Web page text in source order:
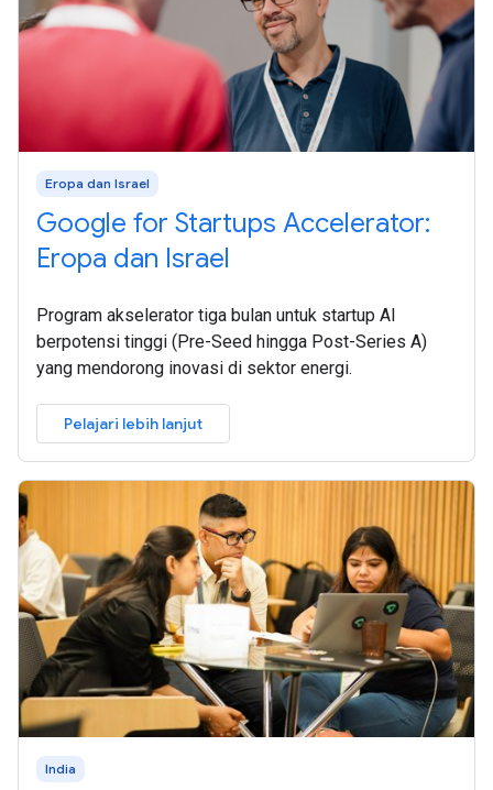
Eropa dan Israel
Google for Startups Accelerator:
Eropa dan Israel
Program akselerator tiga bulan untuk startup AI
berpotensi tinggi (Pre-Seed hingga Post-Series A)
yang mendorong inovasi di sektor energi.
Pelajari lebih lanjut
India